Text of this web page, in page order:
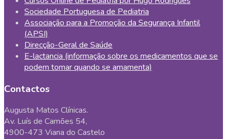
Sociedade Portuguesa de Pediatria
Associação para a Promoção da Segurança Infantil
(APSI)
Direcção-Geral de Saúde
E-lactancia (informação sobre os medicamentos que se
podem tomar quando se amamenta)
Contactos
Augusta Matos Clínicas.
Av. Luís de Camões 54,
4900-473 Viana do Castelo